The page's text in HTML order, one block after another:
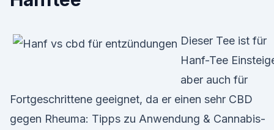
Dieser Tee ist für
Hanf-Tee
aber auch für
Fortgeschrittene geeignet, da er einen sehr CBD
gegen Rheuma: Tipps zu Anwendung & Cannabis-